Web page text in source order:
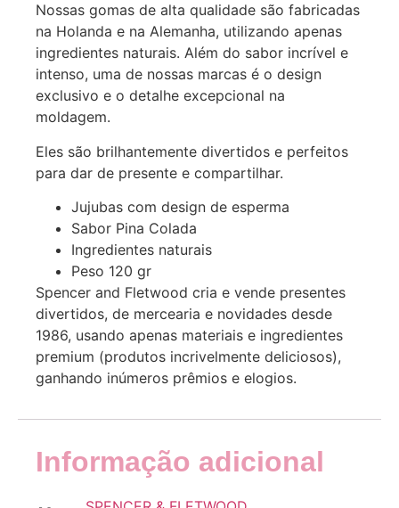
Nossas gomas de alta qualidade são fabricadas
na Holanda e na Alemanha, utilizando apenas
ingredientes naturais. Além do sabor incrível e
intenso, uma de nossas marcas é o design
exclusivo e o detalhe excepcional na
moldagem.
Eles são brilhantemente divertidos e perfeitos
para dar de presente e compartilhar.
Jujubas com design de esperma
Sabor Pina Colada
Ingredientes naturais
Peso 120 gr
Spencer and Fletwood cria e vende presentes
divertidos, de mercearia e novidades desde
1986, usando apenas materiais e ingredientes
premium (produtos incrivelmente deliciosos),
ganhando inúmeros prêmios e elogios.
Informação adicional